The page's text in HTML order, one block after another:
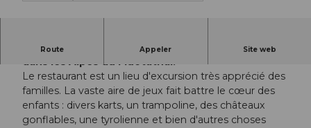
Route Appeler Site web
Ce restaurant accueillant et familial est niché
dans les Alpes du Muotathal.
Le restaurant est un lieu d'excursion très apprécié des
familles. La vaste aire de jeux fait battre le cœur des
enfants : divers karts, un trampoline, des châteaux
gonflables, une tyrolienne et bien d'autres choses